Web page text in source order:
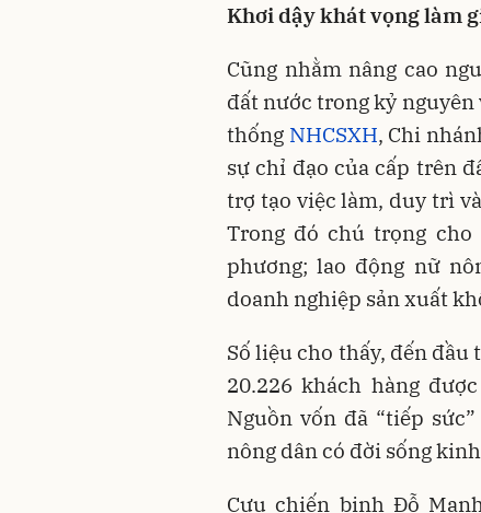
Khơi dậy khát vọng làm
Cũng nhằm nâng cao
đất nước trong kỷ
thống NHCSXH, Chi
sự chỉ đạo của cấp trên
trợ tạo việc làm, duy trì
Trong đó chú trọng
phương; lao động nữ
doanh nghiệp sản xuất
Số liệu cho thấy, đến đầu
20.226 khách hàng
Nguồn vốn đã “tiếp
nông dân có đời sống
Cựu chiến binh Đỗ